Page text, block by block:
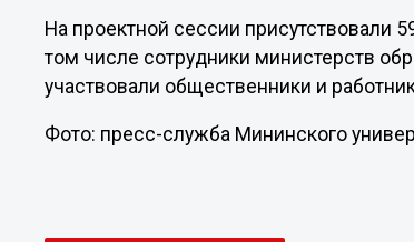
На проектной сессии присутствовали
том числе сотрудники министерств
участвовали общественники и
Фото: пресс-служба Мининского